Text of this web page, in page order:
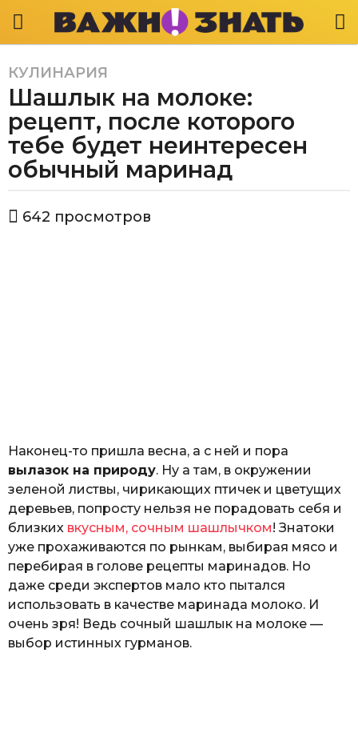
3
г
д
а
a
o
3
КУЛИНАРИЯ
Шашлык на молоке:
рецепт, после которого
тебе будет неинтересен
обычный маринад
в
642 просмотров
Наконец-то пришла весна, а с ней и пора
вылазок на природу. Ну а там, в окружении
зеленой листвы, чирикающих птичек и цветущих
деревьев, попросту нельзя не порадовать себя и
близких вкусным, сочным шашлычком! Знатоки
уже прохаживаются по рынкам, выбирая мясо и
перебирая в голове рецепты маринадов. Но
даже среди экспертов мало кто пытался
использовать в качестве маринада молоко. И
очень зря! Ведь сочный шашлык на молоке —
выбор истинных гурманов.